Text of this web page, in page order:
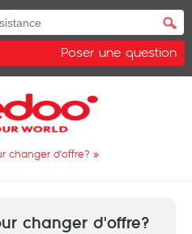
Poser une question
changer d'offre? »
changer d'offre?